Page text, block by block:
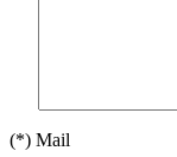
(*) Mail